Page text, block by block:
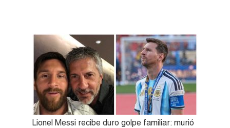
Lionel Messi recibe duro golpe familiar: murió